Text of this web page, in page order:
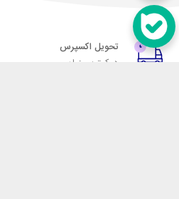
تحویل اکسپرس
در کمترین زمان